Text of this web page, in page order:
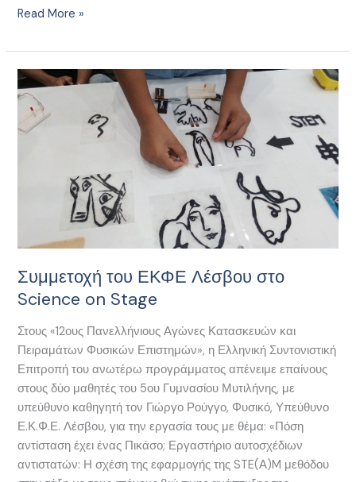
Read More »
Συμμετοχή του ΕΚΦΕ Λέσβου στο
Science on Stage
Στους «12ους Πανελλήνιους Αγώνες Κατασκευών και
Πειραμάτων Φυσικών Επιστημών», η Ελληνική Συντονιστική
Επιτροπή του ανωτέρω προγράμματος απένειμε επαίνους
στους δύο μαθητές του 5ου Γυμνασίου Μυτιλήνης, με
υπεύθυνο καθηγητή τον Γιώργο Ρούγγο, Φυσικό, Υπεύθυνο
Ε.Κ.Φ.Ε. Λέσβου, για την εργασία τους με θέμα: «Πόση
αντίσταση έχει ένας Πικάσο; Εργαστήριο αυτοσχέδιων
αντιστατών: Η σχέση της εφαρμογής της STE(Α)M μεθόδου
Συμμετοχή
του
ΕΚΦΕ
Λέσβου